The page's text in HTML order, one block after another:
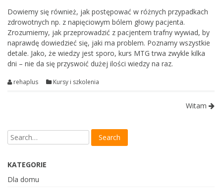
Dowiemy się również, jak postępować w różnych przypadkach
zdrowotnych np. z napięciowym bólem głowy pacjenta.
Zrozumiemy, jak przeprowadzić z pacjentem trafny wywiad, by
naprawdę dowiedzieć się, jaki ma problem. Poznamy wszystkie
detale. Jako, że wiedzy jest sporo, kurs MTG trwa zwykle kilka
dni – nie da się przyswoić dużej ilości wiedzy na raz.
rehaplus Kursy i szkolenia
Witam
KATEGORIE
Dla domu